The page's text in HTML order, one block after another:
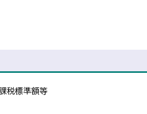
課税標準額等